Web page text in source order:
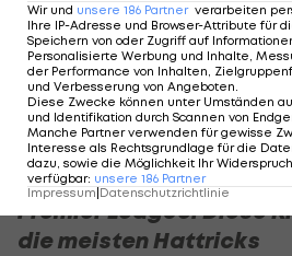
Trainer
Premier
Premier League: Diese
die meisten Hattricks
Wir und unsere 186 Partner verarbeiten
Ihre IP-Adresse und Browser-Attribute für
Speichern von oder Zugriff auf
Personalisierte Werbung und Inhalte,
der Performance von Inhalten,
und Verbesserung von Angeboten
Diese Zwecke können unter Umständen
und Identifikation durch Scannen von
Manche Partner verwenden für gewisse
Interesse als Rechtsgrundlage für die
dazu, sowie die Möglichkeit Ihr
verfügbar: unsere 186 Partner
Impressum|Datenschutzrichtlinie